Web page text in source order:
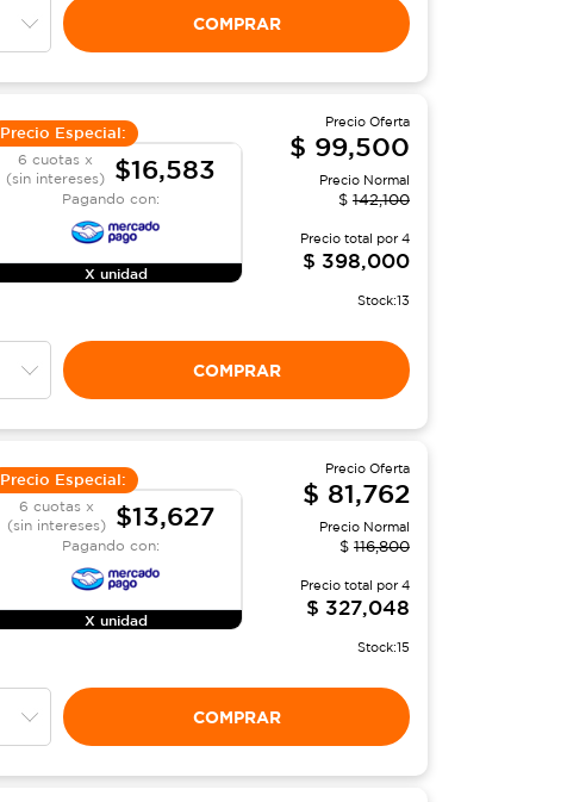
COMPRAR
Precio Especial:
6 cuotas x
(sin intereses)
$16,583
Pagando con:
X unidad
Precio Oferta
$ 99,500
Precio Normal
$ 142,100
Precio total por4
$ 398,000
Stock:13
COMPRAR
Precio Especial:
6 cuotas x
(sin intereses)
$13,627
Pagando con:
X unidad
Precio Oferta
$ 81,762
Precio Normal
$ 116,800
Precio total por4
$ 327,048
Stock:15
COMPRAR